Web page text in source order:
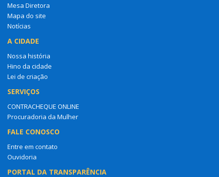
Mesa Diretora
Mapa do site
Notícias
A CIDADE
Nossa história
Hino da cidade
Lei de criação
SERVIÇOS
CONTRACHEQUE ONLINE
Procuradoria da Mulher
FALE CONOSCO
Entre em contato
Ouvidoria
PORTAL DA TRANSPARÊNCIA